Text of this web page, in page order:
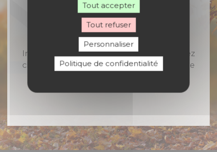
Rejoignez-nous
Inscrivez-vous à notre newsletter et recevez
chaque semaine toute l'actualité catholique
Tout accepter
Tout refuser
Personnaliser
Politique de confidentialité